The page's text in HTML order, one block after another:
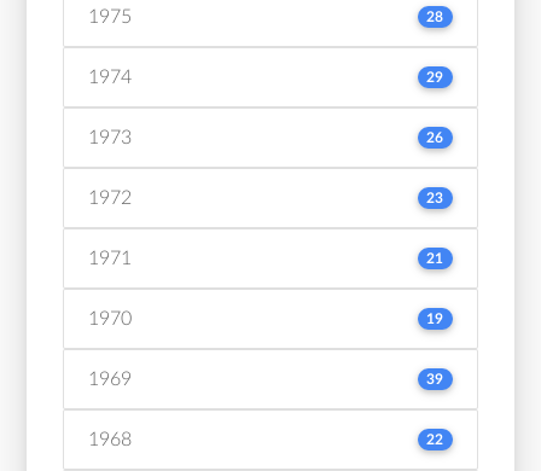
1975 28
1974 29
1973 26
1972 23
1971 21
1970 19
1969 39
1968 22